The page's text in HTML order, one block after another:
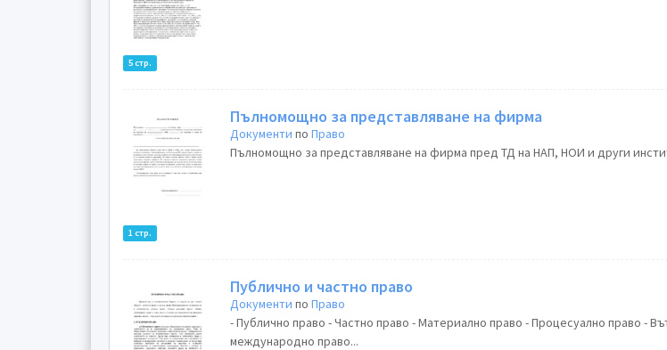
5 стр.
1 стр.
Пълномощно за представляване на фирма
Документи поПраво
Пълномощно за представляване на фирма пред ТД на НАП, НОИ и други
Публично и частно право
Документи поПраво
- Публично право - Частно право - Материално право - Процесуално право -
международно право...